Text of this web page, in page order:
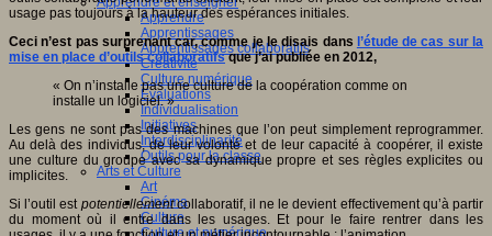
Apprendre
Apprentissages
Apprentissages collaboratifs
Créativité
Culture numérique
Evaluations
Individualisation
Initiatives
Interdisciplinarité
Outils pour la classe
Arts et Culture
Art
Cinéma
Culture
Culture et numérique
usage pas toujours à la hauteur des espérances initiales.
Ceci n’est pas surprenant car, comme je le disais dans l’étude de cas sur la
mise en place d’outils collaboratifsque j’ai publiée en 2012,
« On n’installe pas une culture de la coopération comme on
installe un logiciel. »
Les gens ne sont pas des machines que l’on peut simplement reprogrammer.
Au delà des individus, de leur volonté et de leur capacité à coopérer, il existe
une culture du groupe avec sa dynamique propre et ses règles explicites ou
implicites.
Si l’outil est potentiellementcollaboratif, il ne le devient effectivement qu’à partir
du moment où il entre dans les usages. Et pour le faire rentrer dans les